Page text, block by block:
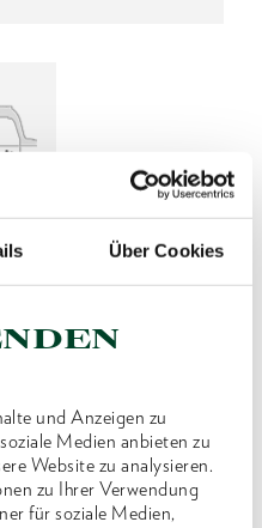
Über Cookies
und Anzeigen zu
Medien anbieten zu
Website zu analysieren.
zu Ihrer Verwendung
für soziale Medien,